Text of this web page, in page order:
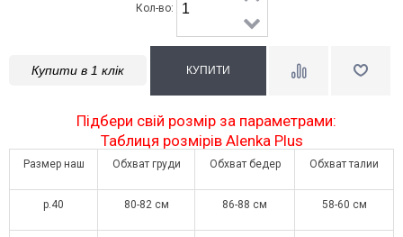
Кол-во:
Купити в 1 клік
Підбери свій розмір за параметрами:
Таблиця розмірів Alenka Plus
Размер наш Обхват груди Обхват бедер Обхват талии
р.40 80-82 см 86-88 см 58-60 см